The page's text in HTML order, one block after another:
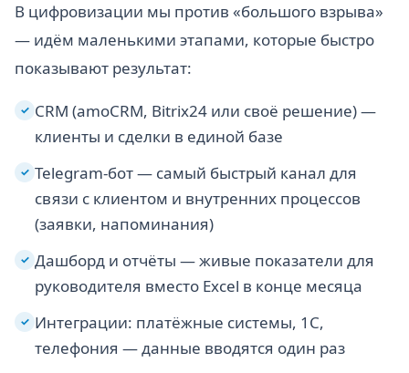
В цифровизации мы против «большого взрыва»
— идём маленькими этапами, которые быстро
показывают результат:
✓ CRM (amoCRM, Bitrix24 или своё решение) —
клиенты и сделки в единой базе
✓ Telegram-бот — самый быстрый канал для
связи с клиентом и внутренних процессов
(заявки, напоминания)
✓ Дашборд и отчёты — живые показатели для
руководителя вместо Excel в конце месяца
✓ Интеграции: платёжные системы, 1С,
телефония — данные вводятся один раз